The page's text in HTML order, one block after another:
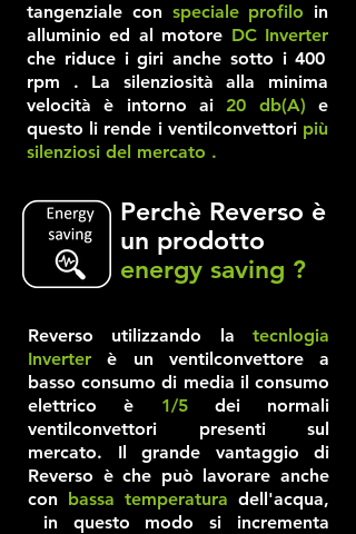
tangenziale con speciale profilo in
alluminio ed al motore DC Inverter
che riduce i giri anche sotto i 400
rpm . La silenziosità alla minima
velocità è intorno ai 20 db(A) e
questo li rende i ventilconvettori più
silenziosi del mercato .
Perchè Reverso è
un prodotto
energy saving ?
Reverso utilizzando la tecnlogia
Inverter è un ventilconvettore a
basso consumo di media il consumo
elettrico è 1/5 dei normali
ventilconvettori presenti sul
mercato. Il grande vantaggio di
Reverso è che può lavorare anche
con bassa temperatura dell'acqua,
in questo modo si incrementa